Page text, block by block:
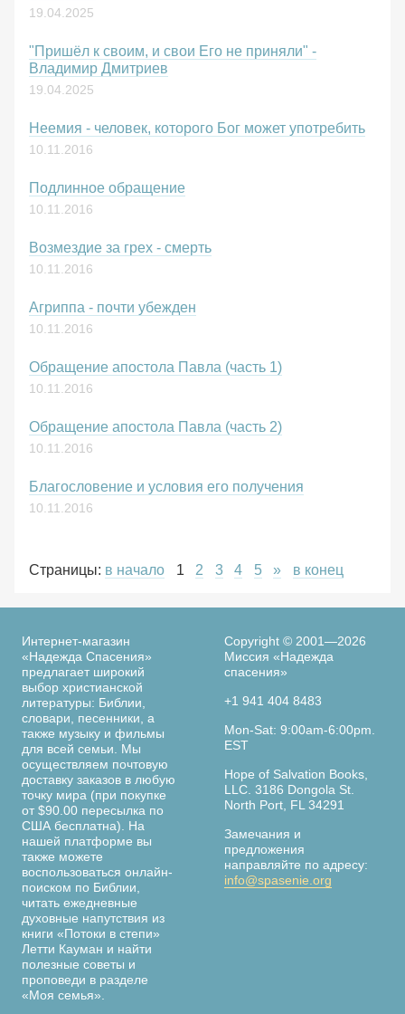
19.04.2025
"Пришёл к своим, и свои Его не приняли" -
Владимир Дмитриев
19.04.2025
Неемия - человек, которого Бог может употребить
10.11.2016
Подлинное обращение
10.11.2016
Возмездие за грех - смерть
10.11.2016
Агриппа - почти убежден
10.11.2016
Обращение апостола Павла (часть 1)
10.11.2016
Обращение апостола Павла (часть 2)
10.11.2016
Благословение и условия его получения
10.11.2016
Страницы: в начало 1 2 3 4 5 » в конец
Интернет-магазин
«Надежда Спасения»
предлагает широкий
выбор христианской
литературы: Библии,
словари, песенники, а
также музыку и фильмы
для всей семьи. Мы
осуществляем почтовую
доставку заказов в любую
точку мира (при покупке
от $90.00 пересылка по
США бесплатна). На
нашей платформе вы
также можете
воспользоваться онлайн-
поиском по Библии,
читать ежедневные
духовные напутствия из
книги «Потоки в степи»
Летти Кауман и найти
полезные советы и
проповеди в разделе
«Моя семья».
Copyright © 2001—2026
Миссия «Надежда
спасения»
+1 941 404 8483
Mon-Sat: 9:00am-6:00pm.
EST
Hope of Salvation Books,
LLC. 3186 Dongola St.
North Port, FL 34291
Замечания и
предложения
направляйте по адресу:
info@spasenie.org